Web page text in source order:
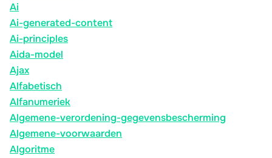
Ai
Ai-generated-content
Ai-principles
Aida-model
Ajax
Alfabetisch
Alfanumeriek
Algemene-verordening-gegevensbescherming
Algemene-voorwaarden
Algoritme